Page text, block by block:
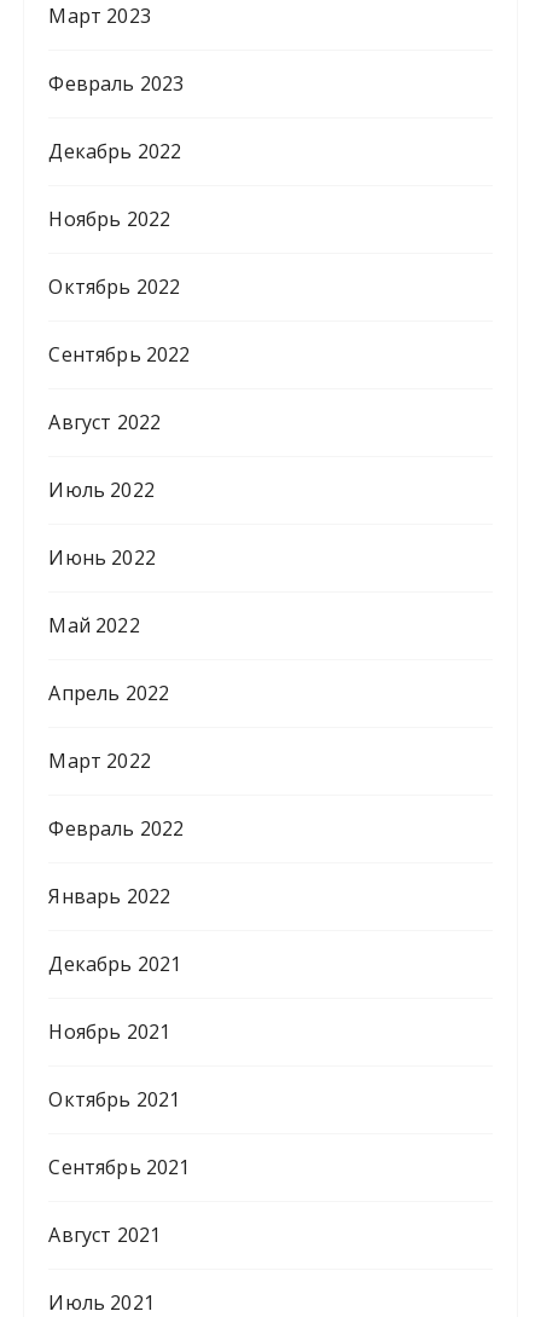
Март 2023
Февраль 2023
Декабрь 2022
Ноябрь 2022
Октябрь 2022
Сентябрь 2022
Август 2022
Июль 2022
Июнь 2022
Май 2022
Апрель 2022
Март 2022
Февраль 2022
Январь 2022
Декабрь 2021
Ноябрь 2021
Октябрь 2021
Сентябрь 2021
Август 2021
Июль 2021